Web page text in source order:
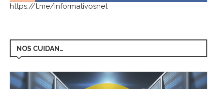
https://t.me/informativosnet
NOS CUIDAN…